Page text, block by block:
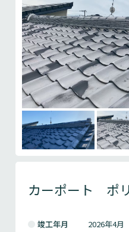
カーポート ポ
竣工年月
2026年4月